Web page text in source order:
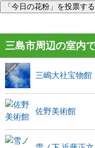
「今日の花粉」を投票する
三島市周辺の室内
三嶋大社宝物館
佐野美術館